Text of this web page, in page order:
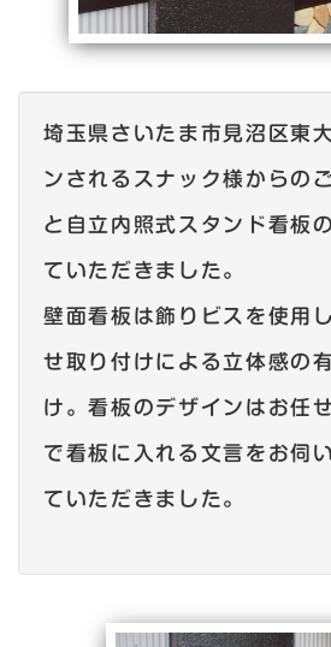
埼玉県さいたま市見沼区東
ンされるスナック様からの
と自立内照式スタンド看板
ていただきました。
壁面看板は飾りビスを使用
せ取り付けによる立体感の
け。看板のデザインはお任
で看板に入れる文言をお伺
ていただきました。